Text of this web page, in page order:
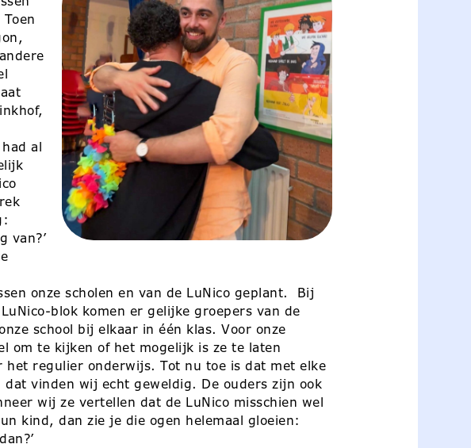
al
van?’
onze scholen en van de LuNico geplant. Bij
blok komen er gelijke groepers van de
school bij elkaar in één klas. Voor onze
om te kijken of het mogelijk is ze te laten
het regulier onderwijs. Tot nu toe is dat met elke
dat vinden wij echt geweldig. De ouders zijn ook
wij ze vertellen dat de LuNico misschien wel
kind, dan zie je die ogen helemaal gloeien: